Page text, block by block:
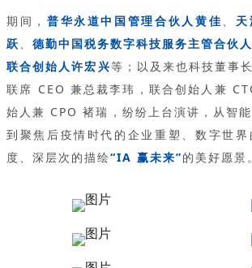
期间， 普华永道中国管理合伙人黄佳、
跃、 德勤中国税务数字科技服务主管合伙
联合创始人许宏兴等；以及来也科技董事
联席 CEO 兼总裁李玮，联合创始人兼
始人兼 CPO 褚瑞，纷纷上台演讲，从智
到聚焦后疫情时代的企业重塑、数字世
度、深层次的描绘“IA 赢未来”的美好愿景。